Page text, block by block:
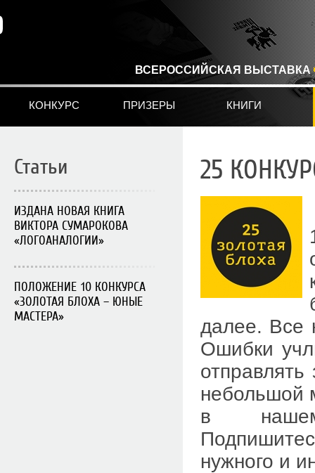
ВСЕРОССИЙСКАЯ ВЫСТАВКА
КОНКУРС ПРИЗЕРЫ КНИГИ
Статьи
ИЗДАНА НОВАЯ КНИГА
ВИКТОРА СУМАРОКОВА
«ЛОГОАНАЛОГИИ»
ПОЛОЖЕНИЕ 10 КОНКУРСА
«ЗОЛОТАЯ БЛОХА – ЮНЫЕ
МАСТЕРА»
25
далее. Все
Ошибки
отправлять
небольшой
в
нужного и